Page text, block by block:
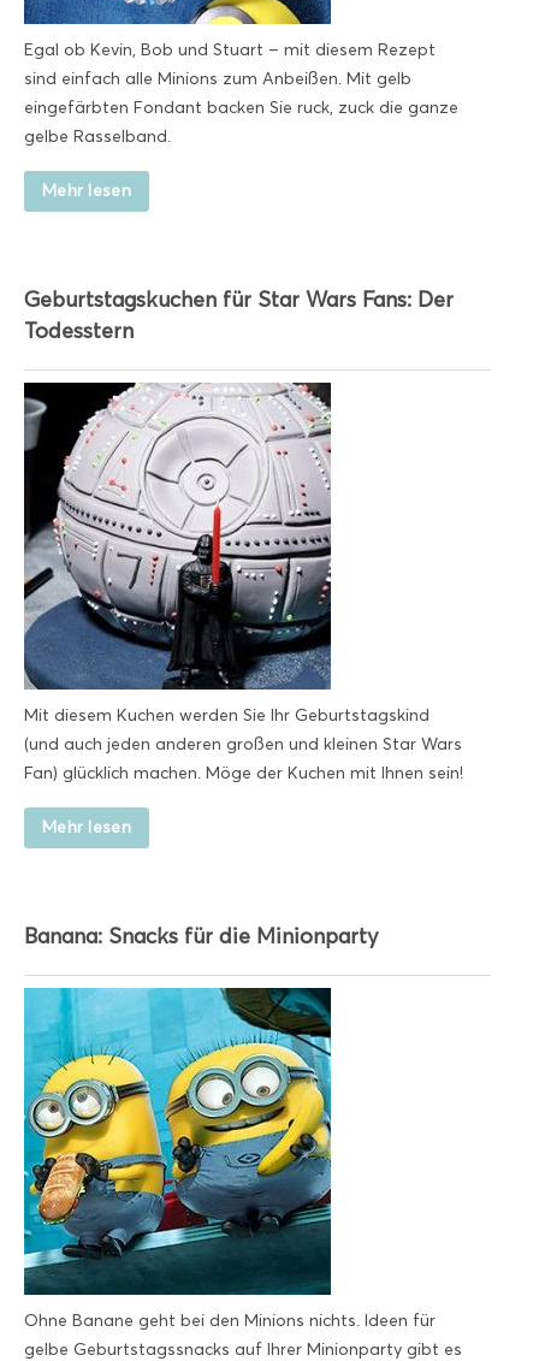
Egal ob Kevin, Bob und Stuart – mit diesem Rezept
sind einfach alle Minions zum Anbeißen. Mit gelb
eingefärbten Fondant backen Sie ruck, zuck die ganze
gelbe Rasselband.
Mehr lesen
Geburtstagskuchen für Star Wars Fans: Der
Todesstern
Mit diesem Kuchen werden Sie Ihr Geburtstagskind
(und auch jeden anderen großen und kleinen Star Wars
Fan) glücklich machen. Möge der Kuchen mit Ihnen sein!
Mehr lesen
Banana: Snacks für die Minionparty
Ohne Banane geht bei den Minions nichts. Ideen für
gelbe Geburtstagssnacks auf Ihrer Minionparty gibt es